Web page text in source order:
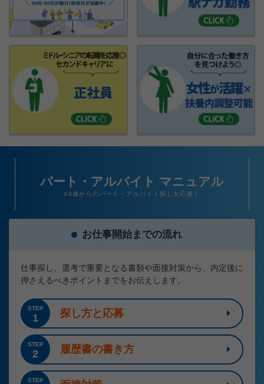
パート・アルバイト マニュアル
40歳からのパート・アルバイト探しを応援！
お仕事開始までの流れ
仕事探し、選考で重要となる書類や面接対策から、内定後に
押さえるべきポイントまでをお伝えします。
STEP
1 探し方と応募
STEP
2 履歴書の書き方
STEP